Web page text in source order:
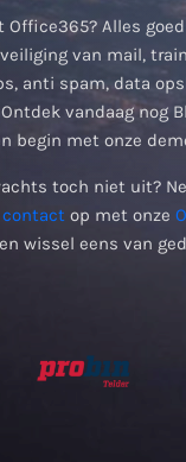
Office365? Alles
van mail,
anti spam, data
vandaag nog
begin met onze
toch niet uit?
contact op met onze
en wissel eens van